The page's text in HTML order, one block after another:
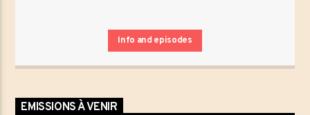
Info and episodes
EMISSIONS À VENIR